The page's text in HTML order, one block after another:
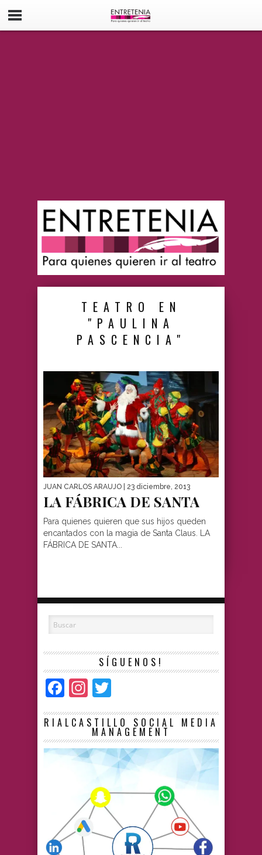
TEATRO EN
"PAULINA
PASCENCIA"
JUAN CARLOS ARAUJO | 23 diciembre, 2013
LA FÁBRICA DE SANTA
Para quienes quieren que sus hijos queden
encantados con la magia de Santa Claus. LA
FÁBRICA DE SANTA...
SÍGUENOS!
Facebook
Instagram
RIALCASTILLO SOCIAL MEDIA
MANAGEMENT